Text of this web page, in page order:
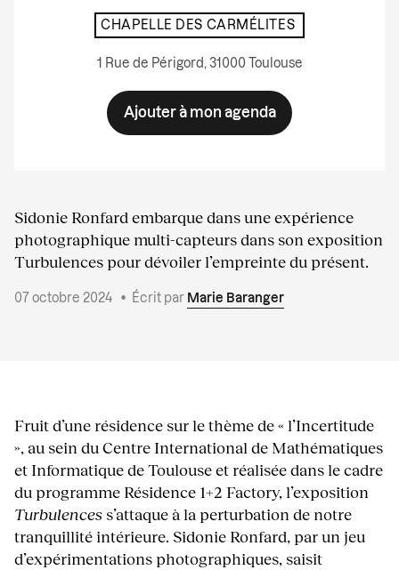
CHAPELLE DES CARMÉLITES
1 Rue de Périgord, 31000 Toulouse
Ajouter à mon agenda
Sidonie Ronfard embarque dans une expérience
photographique multi-capteurs dans son exposition
Turbulences pour dévoiler l’empreinte du présent.
07 octobre 2024 • Écrit par Marie Baranger
Fruit d’une résidence sur le thème de « l’Incertitude
», au sein du Centre International de Mathématiques
et Informatique de Toulouse et réalisée dans le cadre
du programme Résidence 1+2 Factory, l’exposition
Turbulences s’attaque à la perturbation de notre
tranquillité intérieure. Sidonie Ronfard, par un jeu
d’expérimentations photographiques, saisit